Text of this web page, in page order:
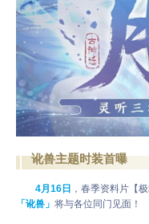
讹兽主题时装首曝
4月16日 ，春季资料片【
「讹兽」 将与各位同门见面！